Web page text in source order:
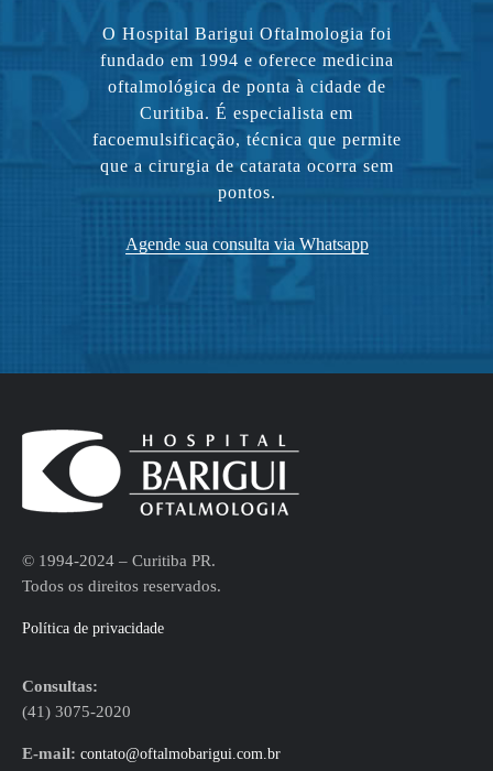
O Hospital Barigui Oftalmologia foi
fundado em 1994 e oferece medicina
oftalmológica de ponta à cidade de
Curitiba. É especialista em
facoemulsificação, técnica que permite
que a cirurgia de catarata ocorra sem
pontos.
Agende sua consulta via Whatsapp
© 1994-2024 – Curitiba PR.
Todos os direitos reservados.
Política de privacidade
Consultas:
(41) 3075-2020
E-mail: contato@oftalmobarigui.com.br